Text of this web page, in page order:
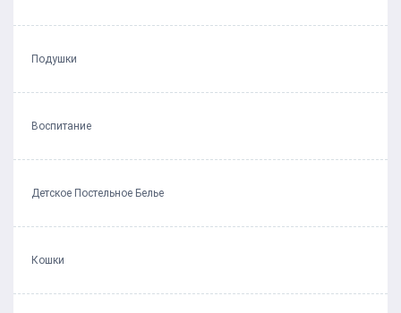
Подушки
Воспитание
Детское Постельное Белье
Кошки